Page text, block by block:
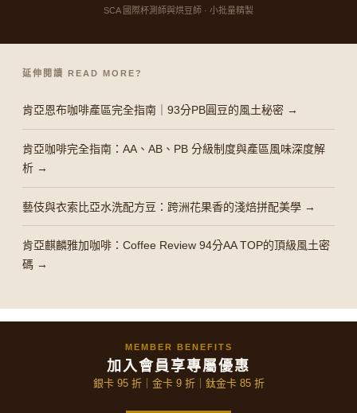
SCA 國際杯測師與烘豆師 · 小批量精製
延伸閱讀 READ MORE?
肯亞恩布咖啡產區完全指南｜93分PB圓豆的風土秘密 →
肯亞咖啡完全指南：AA、AB、PB 分級制度與產區風味深度解
析 →
藝伎與衣索比亞水洗配方豆：跨洲花果香的淺焙拼配美學 →
肯亞麒麟雅加咖啡：Coffee Review 94分AA TOP的頂級風土密
碼 →
MEMBER BENEFITS
加入會員享專屬優惠
銀卡 95 折｜金卡 9 折｜鈦金卡 85 折